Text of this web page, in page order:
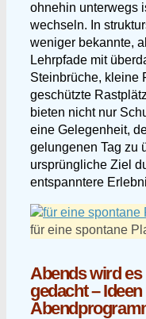
ohnehin unterwegs
wechseln. In
weniger bekannte,
Lehrpfade mit
Steinbrüche, kleine
geschützte
bieten nicht nur
eine Gelegenheit,
gelungenen Tag zu
ursprüngliche Ziel
entspanntere
für eine spontane
Abends wird
gedacht –